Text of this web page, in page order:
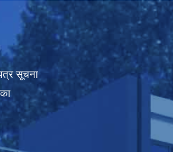
सूचना